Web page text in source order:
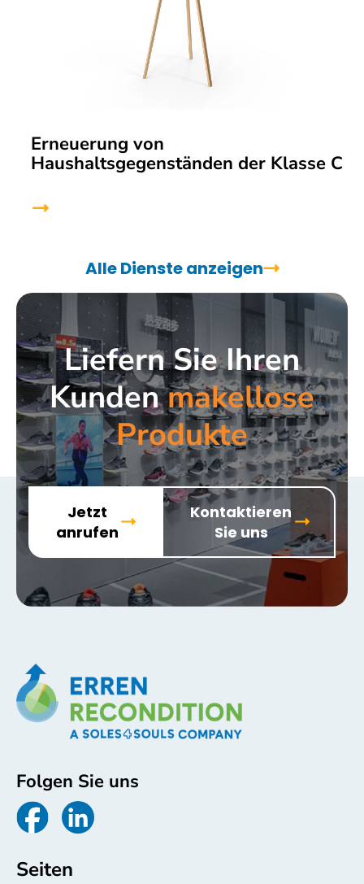
Erneuerung von
Haushaltsgegenständen der Klasse C
Alle Dienste anzeigen
Liefern Sie Ihren
Kundenmakellose
Produkte
Jetzt
anrufen
Kontaktieren
Sie uns
Folgen Sie uns
Seiten